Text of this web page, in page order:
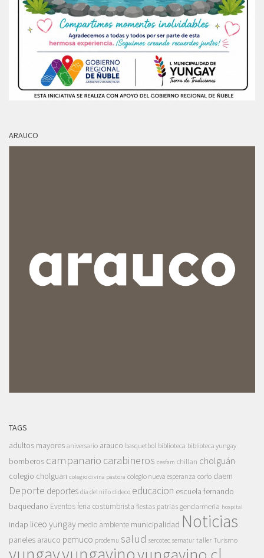
ARAUCO
TAGS
adultos mayores aniversario arauco basquetbol biblioteca biblioteca yungay
bomberos campanario carabineros cesfam chillan cholguán
colegio cholguan colegio divina pastora colegio nueva esperanza corfo daem
Deporte deportes dia del niño dideco educacion escuela fernando
baquedano Eventosferia costumbrista fiestas patrias gendarmeria hospital
indap liceo yungay medio ambiente municipalidad Noticias
paneles arauco pemuco prodemu salud sercotec sernatur taller Turismo